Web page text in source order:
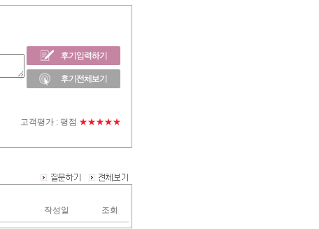
고객평가 : 평점 ★★★★★
작성일 조회